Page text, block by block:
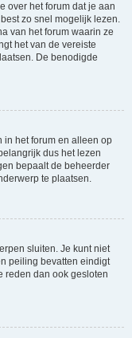
over het forum dat je aan
zo snel mogelijk lezen.
van het forum waarin ze
het van de vereiste
De benodigde
in het forum en alleen op
dus het lezen
bepaalt de beheerder
te plaatsen.
sluiten. Je kunt niet
peiling bevatten eindigt
reden dan ook gesloten